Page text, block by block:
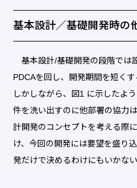
基本設計／基礎開発時
基本設計/基礎開発の段階では
PDCAを回し、開発期間を短く
しかしながら、図1 に示したよ
件を洗い出すのに他部署の協力
計開発のコンセプトを考える際
け、今回の開発には要望を盛り
発だけで決めるわけにもいかな